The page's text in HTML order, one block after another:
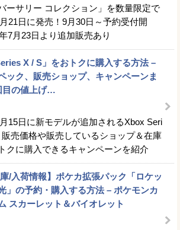
ーサリー コレクション」を数量限定で
21日に発売！9月30日～予約受付開
7月23日より追加販売あり
X / S」をおトクに購入する方法 –
ック、販売ショップ、キャンペーンま
目の値上げ…
15日に新モデルが追加されるXbox Seri
売価格や販売しているショップ＆在庫
クに購入できるキャンペーンを紹介
庫/入荷情報】ポケカ拡張パック「ロケッ
」の予約・購入する方法 – ポケモンカ
スカーレット＆バイオレット